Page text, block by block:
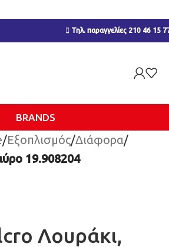
Τηλ. παραγγελίες 210 46 15
BRANDS
/Εξοπλισμός/Διάφορα/
19.908204
Λουράκι,